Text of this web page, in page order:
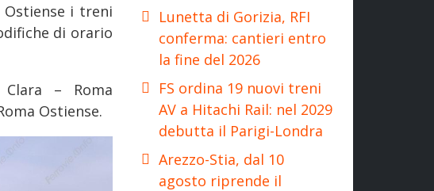
Ostiense i treni
di orario
– Roma
Ostiense.
Lunetta di Gorizia, RFI
conferma: cantieri entro
la fine del 2026
FS ordina 19 nuovi treni
AV a Hitachi Rail: nel 2029
debutta il Parigi-Londra
Arezzo-Stia, dal 10
agosto riprende il